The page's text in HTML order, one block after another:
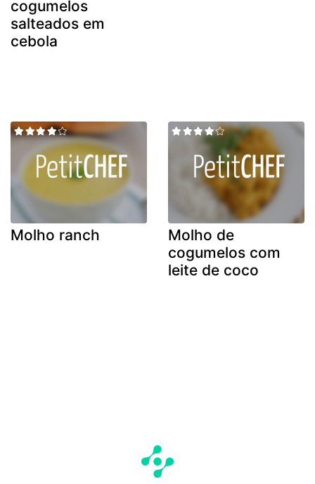
cogumelos
salteados em
cebola
Molho ranch
Molho de
cogumelos com
leite de coco